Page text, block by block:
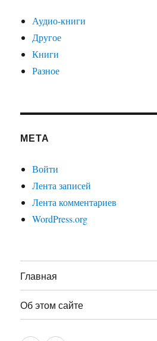
Аудио-книги
Другое
Книги
Разное
МЕТА
Войти
Лента записей
Лента комментариев
WordPress.org
Главная
Об этом сайте